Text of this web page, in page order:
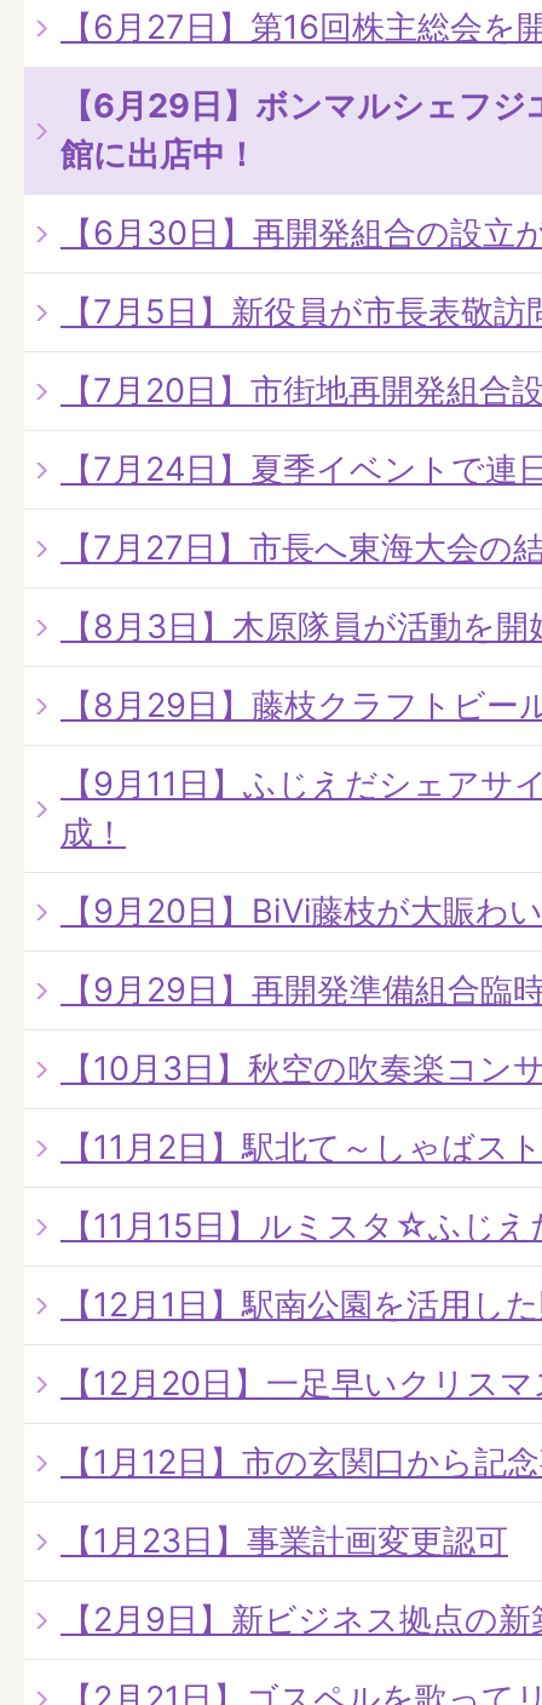
【6月27日】第16回株主総会を
【6月29日】ボンマルシェフ
館に出店中！
【6月30日】再開発組合の設立
【7月5日】新役員が市長表敬訪
【7月20日】市街地再開発組合
【7月24日】夏季イベントで連
【7月27日】市長へ東海大会の
【8月3日】木原隊員が活動を開
【8月29日】藤枝クラフトビー
【9月11日】ふじえだシェアサ
成！
【9月20日】BiVi藤枝が大賑わ
【9月29日】再開発準備組合臨
【10月3日】秋空の吹奏楽コン
【11月2日】駅北て～しゃばス
【11月15日】ルミスタ☆ふじ
【12月1日】駅南公園を活用し
【12月20日】一足早いクリス
【1月12日】市の玄関口から記
【1月23日】事業計画変更認可
【2月9日】新ビジネス拠点の